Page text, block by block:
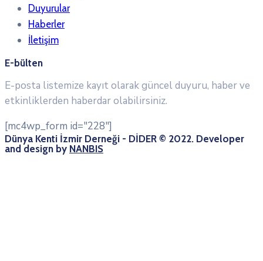
Duyurular
Haberler
İletişim
E-bülten
E-posta listemize kayıt olarak güncel duyuru, haber ve
etkinliklerden haberdar olabilirsiniz.
[mc4wp_form id="228"]
Dünya Kenti İzmir Derneği - DİDER © 2022. Developer
and design by NANBIS